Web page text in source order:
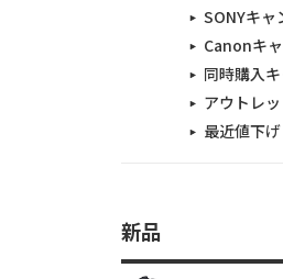
SONYキャ
Canonキ
同時購入
アウトレッ
最近値下
新品